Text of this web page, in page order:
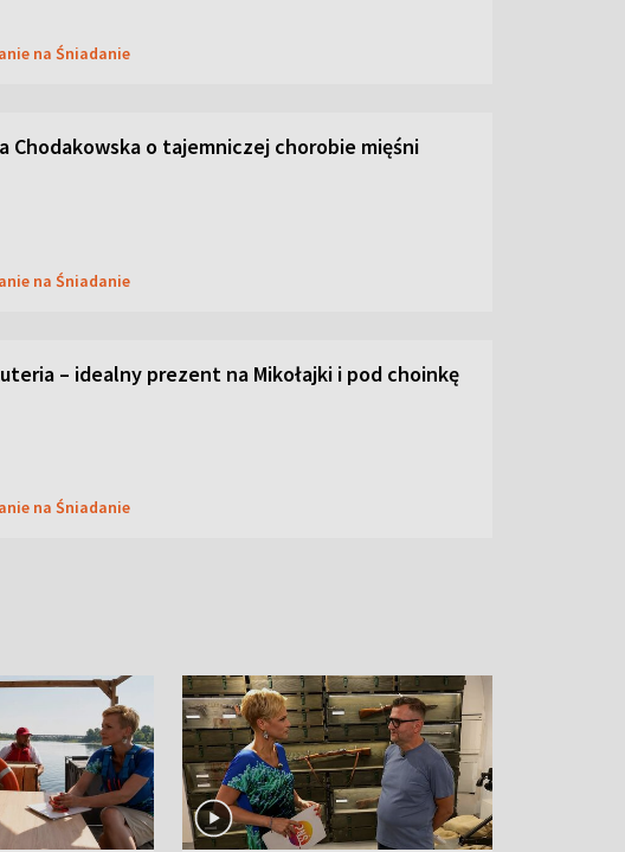
na Śniadanie
Chodakowska o tajemniczej chorobie mięśni
na Śniadanie
– idealny prezent na Mikołajki i pod choinkę
na Śniadanie